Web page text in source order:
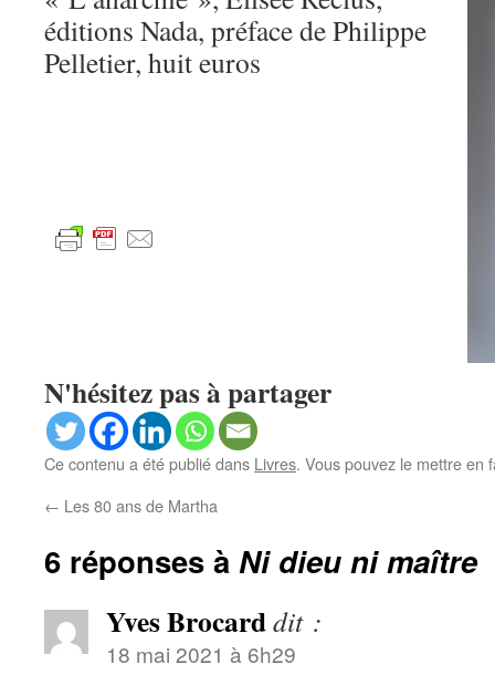
éditions Nada, préface de Philippe
Pelletier, huit euros
N'hésitez pas à partager
Ce contenu a été publié dans Livres. Vous pouvez le mettre en
← Les 80 ans de Martha
6 réponses à Ni dieu ni maître
Yves Brocarddit :
18 mai 2021 à 6h29